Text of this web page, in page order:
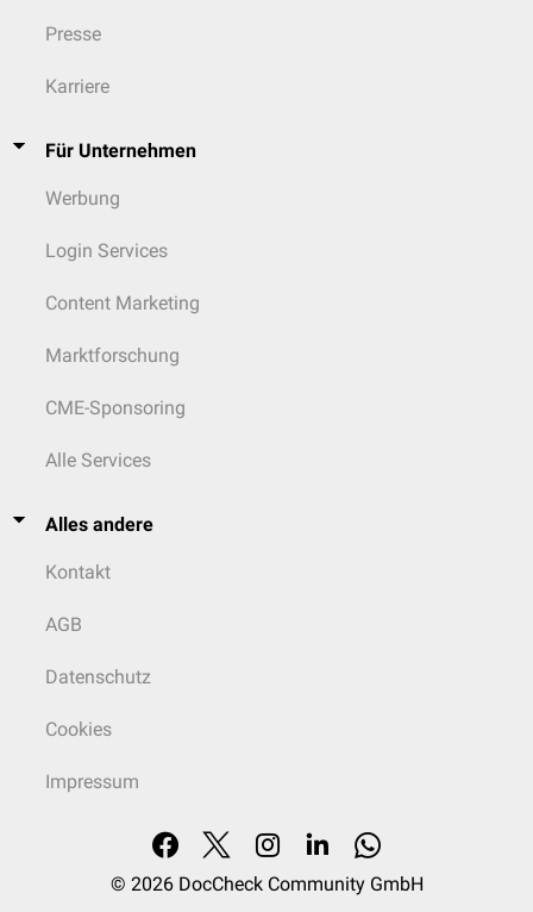
Presse
Karriere
Für Unternehmen
Werbung
Login Services
Content Marketing
Marktforschung
CME-Sponsoring
Alle Services
Alles andere
Kontakt
AGB
Datenschutz
Cookies
Impressum
© 2026 DocCheck Community GmbH